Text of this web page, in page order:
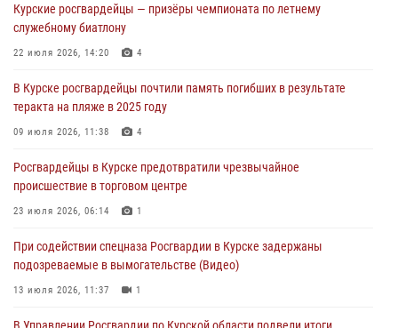
сбыта крупной партии наркотиков
04 августа 2026, 12:52
85 владельцев оружия
04 августа 2026, 07:00
297 выездов по сигналу «тревога»
03 августа 2026, 09:46
Курские росгвардейцы — призёры чемпионата по летнему
служебному биатлону
22 июля 2026, 14:20 4
В Курске росгвардейцы почтили память погибших в результате
теракта на пляже в 2025 году
09 июля 2026, 11:38 4
Росгвардейцы в Курске предотвратили чрезвычайное
происшествие в торговом центре
23 июля 2026, 06:14 1
При содействии спецназа Росгвардии в Курске задержаны
подозреваемые в вымогательстве (Видео)
13 июля 2026, 11:37 1
В Управлении Росгвардии по Курской области подвели итоги